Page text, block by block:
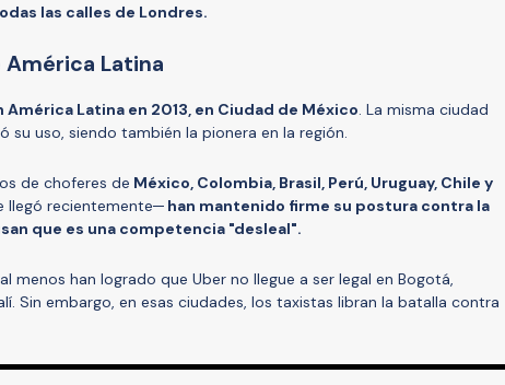
las calles de Londres.
Latina
Latina en 2013, en Ciudad de México. La misma ciudad
su uso, siendo también la pionera en la región.
de choferes de México, Colombia, Brasil, Perú, Uruguay, Chile y
llegó recientemente─ han mantenido firme su postura contra la
que es una competencia "desleal".
menos han logrado que Uber no llegue a ser legal en Bogotá,
Sin embargo, en esas ciudades, los taxistas libran la batalla contra